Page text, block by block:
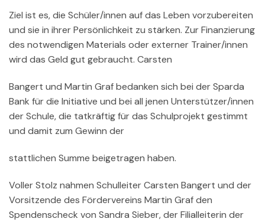
Ziel ist es, die Schüler/innen auf das Leben vorzubereiten
und sie in ihrer Persönlichkeit zu stärken. Zur Finanzierung
des notwendigen Materials oder externer Trainer/innen
wird das Geld gut gebraucht. Carsten
Bangert und Martin Graf bedanken sich bei der Sparda
Bank für die Initiative und bei all jenen Unterstützer/innen
der Schule, die tatkräftig für das Schulprojekt gestimmt
und damit zum Gewinn der
stattlichen Summe beigetragen haben.
Voller Stolz nahmen Schulleiter Carsten Bangert und der
Vorsitzende des Fördervereins Martin Graf den
Spendenscheck von Sandra Sieber, der Filialleiterin der